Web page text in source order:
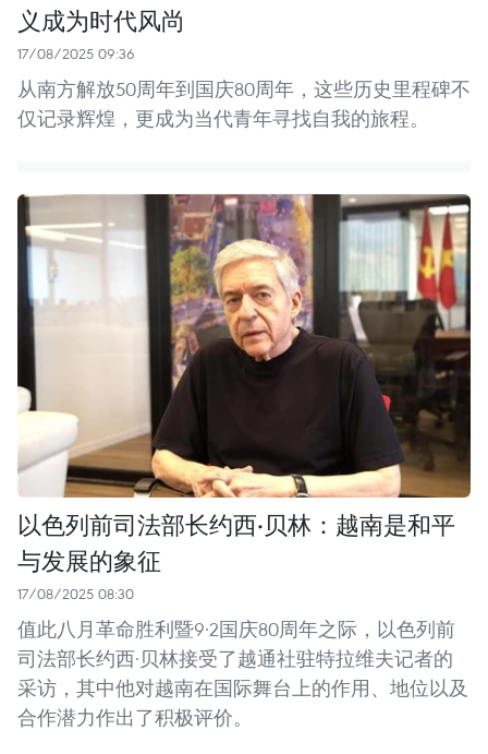
义成为时代风尚
17/08/2025 09:36
从南方解放50周年到国庆80周年，这些历史里程碑不
仅记录辉煌，更成为当代青年寻找自我的旅程。
以色列前司法部长约西·贝林：越南是和平
与发展的象征
17/08/2025 08:30
值此八月革命胜利暨9·2国庆80周年之际，以色列前
司法部长约西·贝林接受了越通社驻特拉维夫记者的
采访，其中他对越南在国际舞台上的作用、地位以及
合作潜力作出了积极评价。